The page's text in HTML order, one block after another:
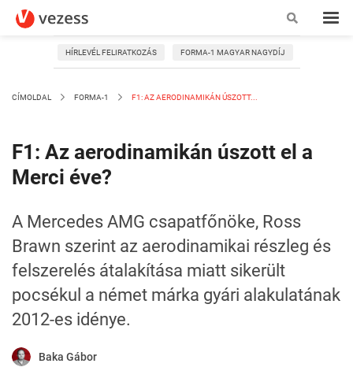
HÍRLEVÉL FELIRATKOZÁS FORMA-1 MAGYAR NAGYDÍJ
CÍMOLDAL FORMA-1 F1: AZ AERODINAMIKÁN ÚSZOTT...
F1: Az aerodinamikán úszott el a
Merci éve?
A Mercedes AMG csapatfőnöke, Ross
Brawn szerint az aerodinamikai részleg és
felszerelés átalakítása miatt sikerült
pocsékul a német márka gyári alakulatának
2012-es idénye.
Baka Gábor